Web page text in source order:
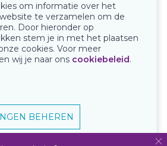
keurmerken
om informatie over het
te verzamelen om de
Door hieronder op
stem je in met het plaatsen
cookies. Voor meer
wij je naar ons cookiebeleid.
BEHEREN